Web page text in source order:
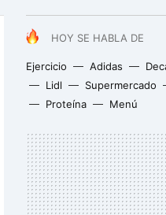
HOY SE HABLA DE
Ejercicio Adidas
Lidl
Supermercado
Proteína
Menú